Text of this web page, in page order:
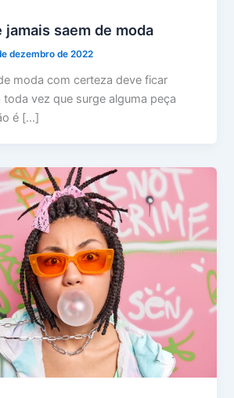
jamais saem de moda
dezembro de 2022
moda com certeza deve ficar
vez que surge alguma peça
é […]